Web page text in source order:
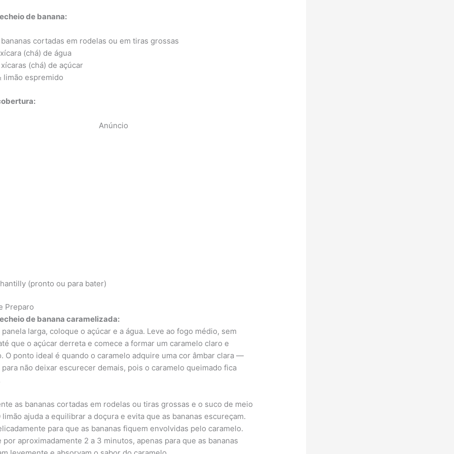
de banana:
cortadas em rodelas ou em tiras grossas
(chá) de água
(chá) de açúcar
espremido
Anúncio
(pronto ou para bater)
Preparo
de banana caramelizada:
panela larga, coloque o açúcar e a água. Leve ao fogo médio, sem
que o açúcar derreta e comece a formar um caramelo claro e
O ponto ideal é quando o caramelo adquire uma cor âmbar clara —
para não deixar escurecer demais, pois o caramelo queimado fica
as bananas cortadas em rodelas ou tiras grossas e o suco de meio
limão ajuda a equilibrar a doçura e evita que as bananas escureçam.
para que as bananas fiquem envolvidas pelo caramelo.
por aproximadamente 2 a 3 minutos, apenas para que as bananas